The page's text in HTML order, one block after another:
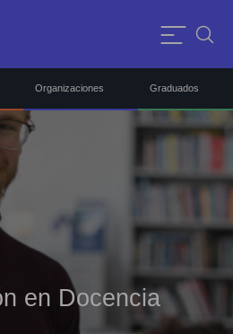
Organizaciones Graduados
en Docencia